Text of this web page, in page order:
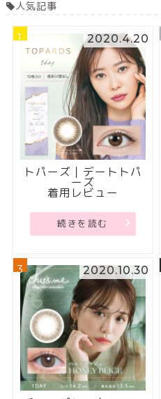
人気記事
1 2020.4.20
トパーズ｜デートトパ
ーズ
着用レビュー
続きを読む
3 2020.10.30